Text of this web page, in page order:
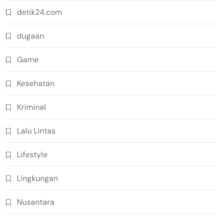
detik24.com
dugaan
Game
Kesehatan
Kriminal
Lalu Lintas
Lifestyle
Lingkungan
Nusantara